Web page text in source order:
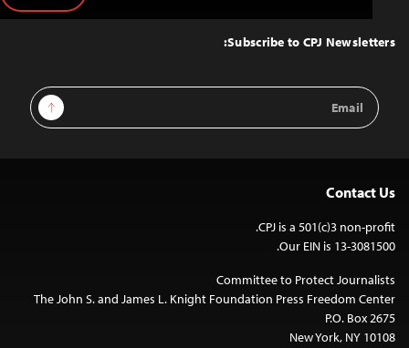
Top
Subscribe to CPJ Newsletters:
Email
Address
Sign Up
Contact Us
CPJ is a 501(c)3 non-profit.
Our EIN is 13-3081500.
Committee to Protect Journalists
The John S. and James L. Knight Foundation Press Freedom Center
P.O. Box 2675
New York, NY 10108